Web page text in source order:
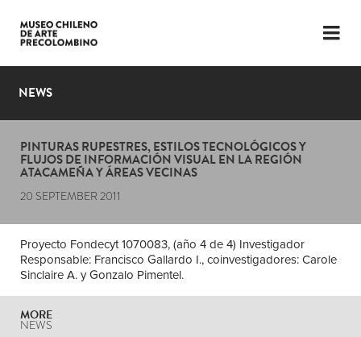
LANGUAGE
PLAN YOUR VISIT
EXHIBITIONS
COLLECTION
THE MUSEUM
NEWS
LATEST VIDEOS
NEWS
PINTURAS RUPESTRES, ESTILOS TECNOLÓGICOS Y
FLUJOS DE INFORMACIÓN VISUAL EN LA REGIÓN
ATACAMEÑA Y ÁREAS VECINAS
20 SEPTEMBER 2011
Proyecto Fondecyt 1070083, (año 4 de 4) Investigador
Responsable: Francisco Gallardo I., coinvestigadores: Carole
Sinclaire A. y Gonzalo Pimentel.
MORE
NEWS